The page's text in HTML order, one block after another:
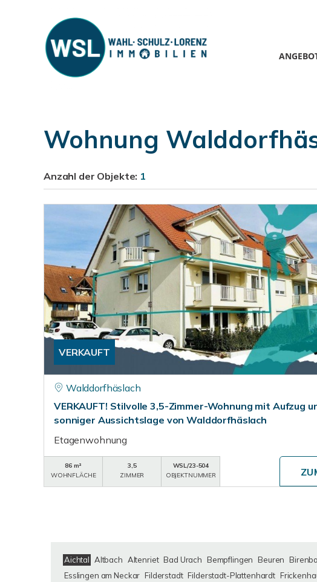
Wohnung
Anzahl der Objekte: 1
VERKAUFT
Walddorfhäslach
VERKAUFT! Stilvolle 3,5-Zimmer-Wohnung mit Aufzug
sonniger Aussichtslage von Walddorfhäslach
Etagenwohnung
86 m²
WOHNFLÄCHE
3,5
ZIMMER
WSL/23-504
OBJEKTNUMMER
Aichtal Altbach Altenriet Bad Urach Bempflingen Beuren
Esslingen am Neckar Filderstadt Filderstadt-Plattenhardt